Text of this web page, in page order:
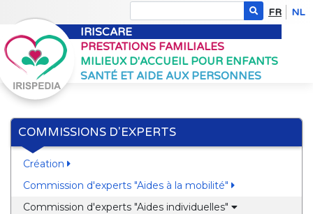
FR NL
IRISCARE
PRESTATIONS FAMILIALES
MILIEUX D'ACCUEIL POUR ENFANTS
SANTÉ ET AIDE AUX PERSONNES
COMMISSIONS D'EXPERTS
Création
Commission d'experts "Aides à la mobilité"
Commission d'experts "Aides individuelles"